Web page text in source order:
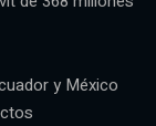
y México